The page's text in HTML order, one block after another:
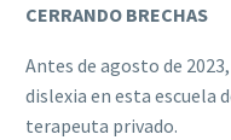
CERRANDO BRECHAS
Antes de agosto de
dislexia en esta escuela
terapeuta privado.